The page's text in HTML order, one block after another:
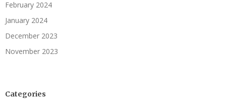
February 2024
January 2024
December 2023
November 2023
Categories